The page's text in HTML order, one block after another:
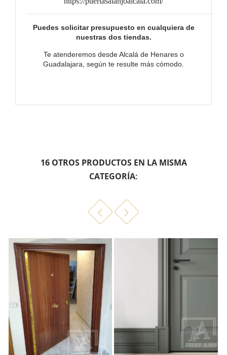
Puedes solicitar presupuesto en cualquiera de
nuestras dos tiendas.
Te atenderemos desde Alcalá de Henares o
Guadalajara, según te resulte más cómodo.
16 OTROS PRODUCTOS EN LA MISMA
CATEGORÍA: